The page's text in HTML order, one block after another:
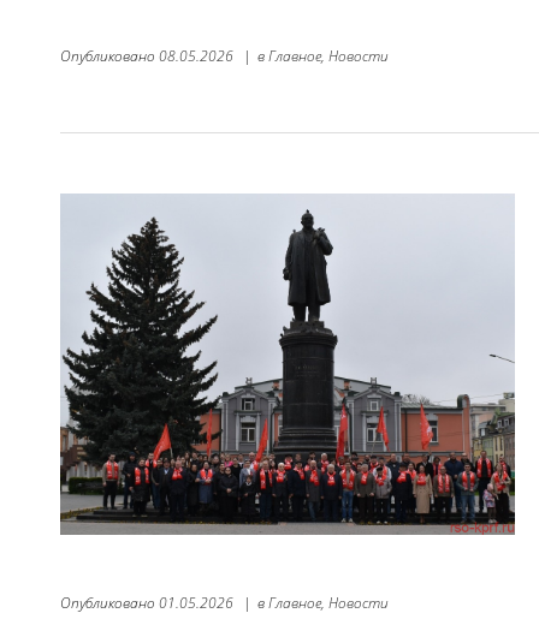
Опубликовано 08.05.2026 | вГлавное, Новости
Опубликовано 01.05.2026 | вГлавное, Новости